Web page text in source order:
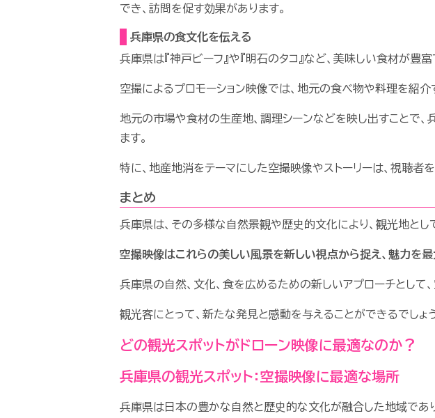
でき、訪問を促す効果があります。
兵庫県の食文化を伝える
兵庫県は『神戸ビーフ』や『明石のタコ』など、美味しい食材が豊富
空撮によるプロモーション映像では、地元の食べ物や料理を紹介
地元の市場や食材の生産地、調理シーンなどを映し出すことで
ます。
特に、地産地消をテーマにした空撮映像やストーリーは、視聴者
まとめ
兵庫県は、その多様な自然景観や歴史的文化により、観光地とし
空撮映像はこれらの美しい風景を新しい視点から捉え、魅力を
兵庫県の自然、文化、食を広めるための新しいアプローチとして
観光客にとって、新たな発見と感動を与えることができるでしょう
どの観光スポットがドローン映像に最適なのか？
兵庫県の観光スポット：空撮映像に最適な場所
兵庫県は日本の豊かな自然と歴史的な文化が融合した地域であり